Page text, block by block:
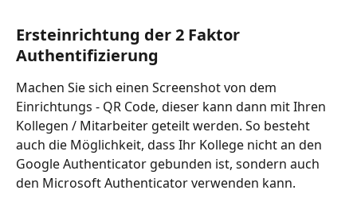
Ersteinrichtung der 2 Faktor
Authentifizierung
Machen Sie sich einen Screenshot von dem
Einrichtungs - QR Code, dieser kann dann mit Ihren
Kollegen / Mitarbeiter geteilt werden. So besteht
auch die Möglichkeit, dass Ihr Kollege nicht an den
Google Authenticator gebunden ist, sondern auch
den Microsoft Authenticator verwenden kann.